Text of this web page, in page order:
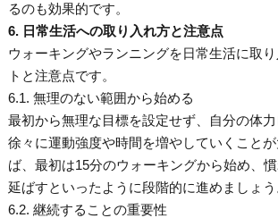
るのも効果的です。
6. 日常生活への取り入れ方と注意点
ウォーキングやランニングを日常生活に取
トと注意点です。
6.1. 無理のない範囲から始める
最初から無理な目標を設定せず、自分の体
徐々に運動強度や時間を増やしていくことが
ば、最初は15分のウォーキングから始め、
延ばすといったように段階的に進めましょう
6.2. 継続することの重要性